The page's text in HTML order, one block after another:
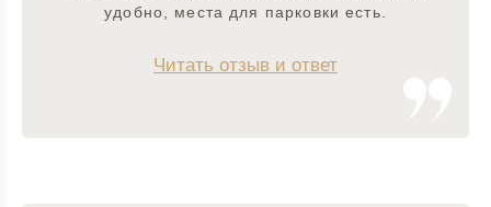
удобно, места для парковки есть.
Читать отзыв и ответ